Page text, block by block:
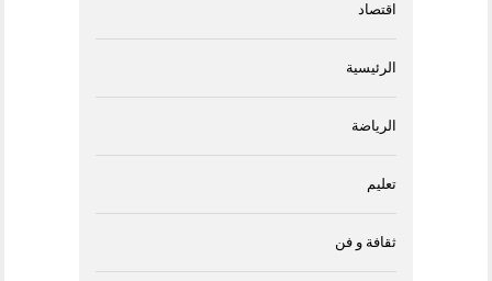
اقتصاد
الرئيسية
الرياضة
تعليم
ثقافة و فن